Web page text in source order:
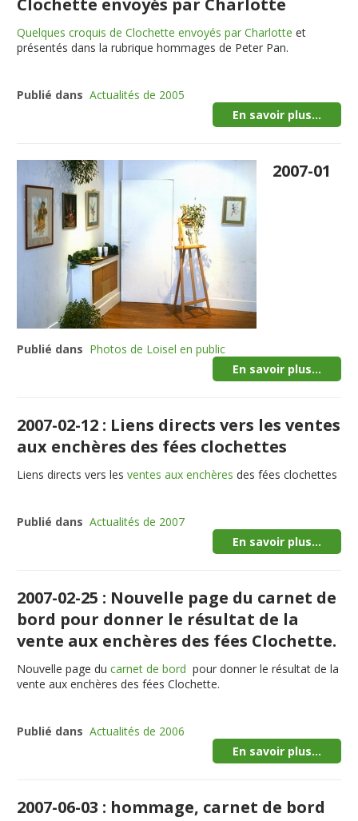
Clochette envoyés par Charlotte
Quelques croquis de Clochette envoyés par Charlotte et
présentés dans la rubrique hommages de Peter Pan.
Publié dans Actualités de 2005
En savoir plus...
2007-01
Publié dans Photos de Loisel en public
En savoir plus...
2007-02-12 : Liens directs vers les ventes
aux enchères des fées clochettes
Liens directs vers lesventes aux enchères des fées clochettes
Publié dans Actualités de 2007
En savoir plus...
2007-02-25 : Nouvelle page du carnet de
bord pour donner le résultat de la
vente aux enchères des fées Clochette.
Nouvelle page ducarnet de bord pour donner le résultat de la
vente aux enchères des fées Clochette.
Publié dans Actualités de 2006
En savoir plus...
2007-06-03 : hommage, carnet de bord